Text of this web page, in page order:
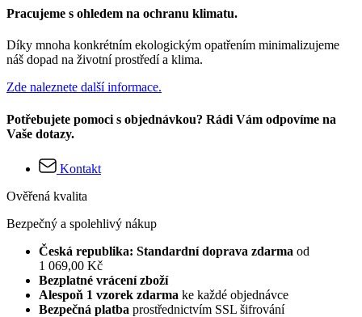
Pracujeme s ohledem na ochranu klimatu.
Díky mnoha konkrétním ekologickým opatřením minimalizujeme
náš dopad na životní prostředí a klima.
Zde naleznete další informace.
Potřebujete pomoci s objednávkou? Rádi Vám odpovíme na
Vaše dotazy.
Kontakt
Ověřená kvalita
Bezpečný a spolehlivý nákup
Česká republika: Standardní doprava zdarma od
1 069,00 Kč
Bezplatné vrácení zboží
Alespoň 1 vzorek zdarma ke každé objednávce
Bezpečná platba prostřednictvím SSL šifrování